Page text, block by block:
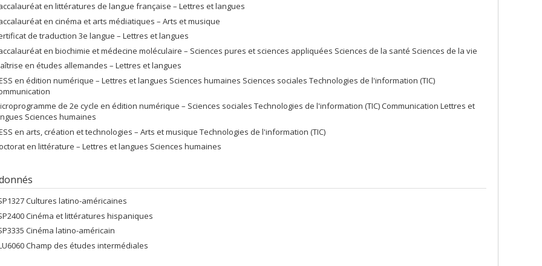
en littératures de langue française – Lettres et langues
en cinéma et arts médiatiques – Arts et musique
de traduction 3e langue – Lettres et langues
en biochimie et médecine moléculaire – Sciences pures et sciences appliquées Sciences de la santé Sciences de la vie
en études allemandes – Lettres et langues
en édition numérique – Lettres et langues Sciences humaines Sciences sociales Technologies de l'information (TIC)
de 2e cycle en édition numérique – Sciences sociales Technologies de l'information (TIC) Communication Lettres et
Sciences humaines
en arts, création et technologies – Arts et musique Technologies de l'information (TIC)
en littérature – Lettres et langues Sciences humaines
Cultures latino-américaines
Cinéma et littératures hispaniques
Cinéma latino-américain
Champ des études intermédiales